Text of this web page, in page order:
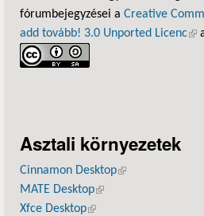
fórumbejegyzései a Creative
add tovább! 3.0 Unported Licenc
Asztali környezetek
Cinnamon Desktop(külső hivatkozás)
MATE Desktop(külső hivatkozás)
Xfce Desktop(külső hivatkozás)